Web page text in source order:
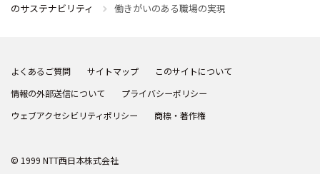
のサステナビリティ
働きがいのある職場の実現
よくあるご質問 サイトマップ
このサイトについて
情報の外部送信について
プライバシーポリシー
ウェブアクセシビリティポリシー
商標・著作権
© 1999 NTT西日本株式会社